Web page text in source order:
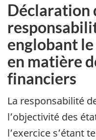
Déclaration
englobant
en matière
financiers
La responsabilité
l’objectivité des
l’exercice s’étant